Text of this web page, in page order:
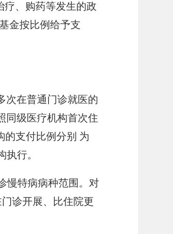
疗、购药等发生的政
金按比例给予支
次在普通门诊就医的
同级医疗机构首次住
的支付比例分别 为
行。
慢特病病种范围。对
诊开展、比住院更